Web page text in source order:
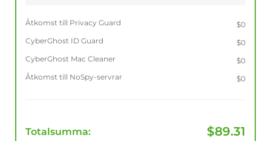
Åtkomst till Privacy Guard
$0
CyberGhost ID Guard
$0
CyberGhost Mac Cleaner
$0
Åtkomst till NoSpy-servrar
$0
Totalsumma: $89.31